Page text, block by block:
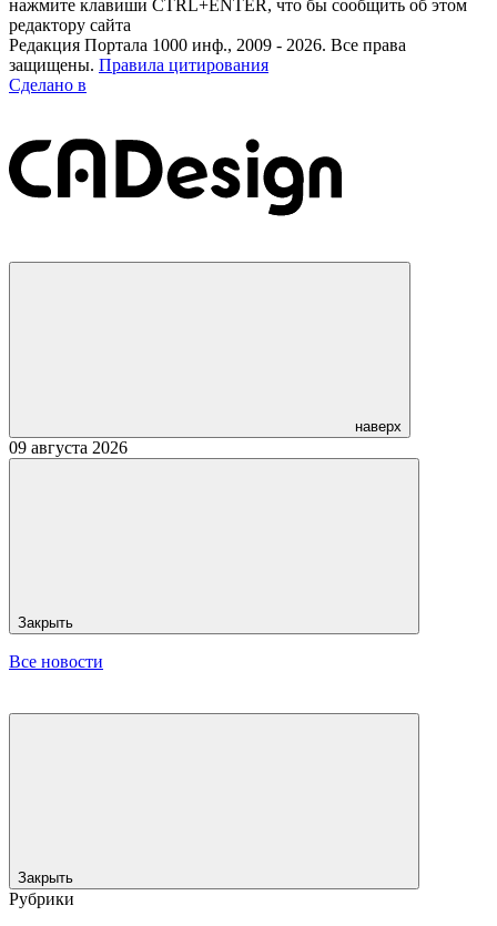
нажмите клавиши CTRL+ENTER, что бы сообщить об этом
редактору сайта
Редакция Портала 1000 инф., 2009 - 2026. Все права
защищены. Правила цитирования
Сделано в
наверх
09 августа 2026
Закрыть
Все новости
Закрыть
Рубрики